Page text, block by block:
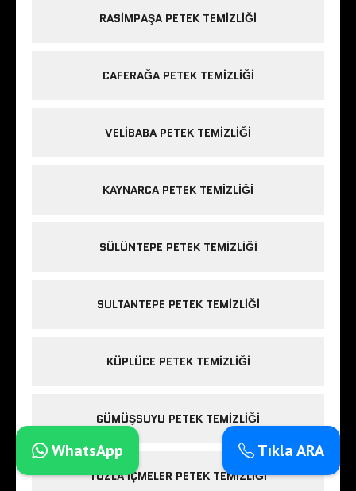
RASIMPAŞA PETEK TEMIZLIĞI
CAFERAĞA PETEK TEMIZLIĞI
VELIBABA PETEK TEMIZLIĞI
KAYNARCA PETEK TEMIZLIĞI
SÜLÜNTEPE PETEK TEMIZLIĞI
SULTANTEPE PETEK TEMIZLIĞI
KÜPLÜCE PETEK TEMIZLIĞI
GÜMÜŞSUYU PETEK TEMIZLIĞI
TUZLA IÇMELER PETEK TEMIZLIĞI
Tıkla ARA
WhatsApp